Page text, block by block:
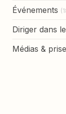
Événements
Diriger dans
Médias &